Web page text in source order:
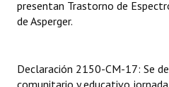
Resoluciones de Presidencia
Antiguos Pobladores
presentan Trastorno de
de Asperger.
Declaración 2150-CM-17: Se
comunitario y educativo